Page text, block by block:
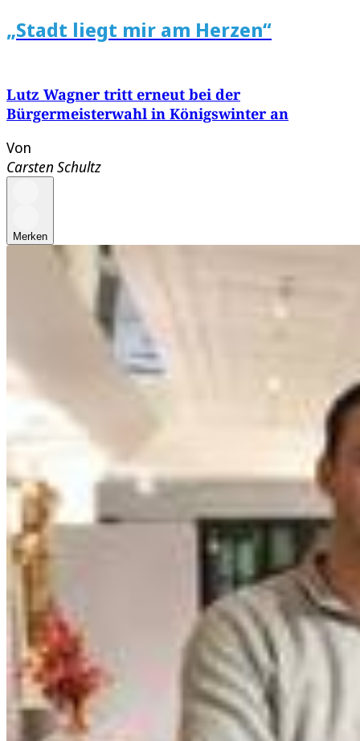
„Stadt liegt mir am Herzen“
Lutz Wagner tritt erneut bei der
Bürgermeisterwahl in Königswinter an
Von
Carsten Schultz
Merken